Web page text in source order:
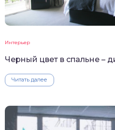
Интерьер
Черный цвет в спальне –
Читать далее